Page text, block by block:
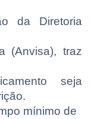
da Diretoria
(Anvisa), traz
seja
mínimo de